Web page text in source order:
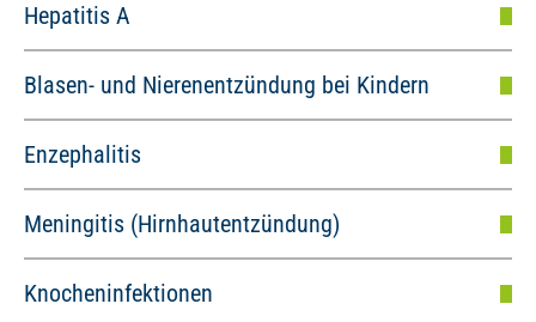
Hepatitis A
Blasen- und Nierenentzündung bei Kindern
Enzephalitis
Meningitis (Hirnhautentzündung)
Knocheninfektionen